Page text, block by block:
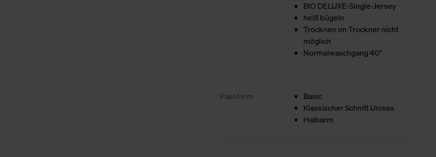
BIO DELUXE-Single-Jersey
heiß bügeln
Trocknen im Trockner nicht
möglich
Normalwaschgang 40°
Passform
Basic
Klassischer Schnitt Unisex
Halbarm